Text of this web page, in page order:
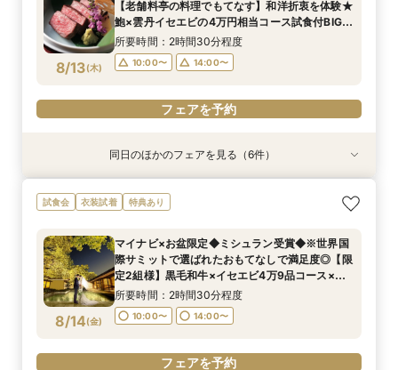
8/12(水) 10:00〜 14:00〜
フェアを予約
8/12(水)
フェアを予約
8/12(水)
フェアを予約
8/12(水) 10:00〜 14:00〜
フェアを予約
8/12(水) 10:00〜 14:00〜
フェアを予約
8/12(水)
フェアを予約
8/13(木)
【老舗料亭の料理でもてなす】和洋折衷を体験★
鮑×雲丹イセエビの4万円相当コース試食付BIG
フェア
所要時間：2時間30分程度
10:00〜 14:00〜
フェアを予約
衣装試着 特典あり
8/13(木)
【マイナビ限定】完全貸切料亭W◆和も洋も叶う
自由なスタイル！400年の歴史が彩る石舞台挙式
所要時間：2時間30分程度
10:00〜 14:00〜
フェアを予約
衣装試着 特典あり
8/13(木)
《親御様限定フェア》お子様の代わりに会場見学
からご相談まで◎
10:00〜 14:00〜
フェアを予約
衣装試着 特典あり
8/13(木)
【最短1ヵ月で準備OK！会食会検討カップルへ】
6名様から適用可☆10名69万円～​ 老舗料亭
談会
所要時間：2時間30分程度
10:00〜 14:00〜
フェアを予約
衣装試着 特典あり
8/13(木)
※世界国際サミットで選ばれたおもてなしで満足
度◎【限定2組様】和牛×オマール4万9品コース
所要時間：2時間30分程度
10:00〜 14:00〜
フェアを予約
衣装試着 特典あり
8/13(木)
【お料理重視の方必見】料亭の会席料理試食付
はじめて相談会
10:00〜 14:00〜
フェアを予約
8/13(木)
【自宅で安心◎フェア参加】オンライン会場見学
×見積もり相談 #日程・人数未定の相談も歓迎!
11:30〜 15:30〜
フェアを予約
同日のほかのフェアを見る（6件）
試食会 衣装試着 特典あり
8/14(金)
マイナビ×お盆限定◆ミシュラン受賞◆※世界国
際サミットで選ばれたおもてなしで満足度◎【限
定2組様】黒毛和牛×イセエビ4万9品コース×食
事券付★感動の挙式体験BIGフェア
所要時間：2時間30分程度
10:00〜 14:00〜
フェアを予約